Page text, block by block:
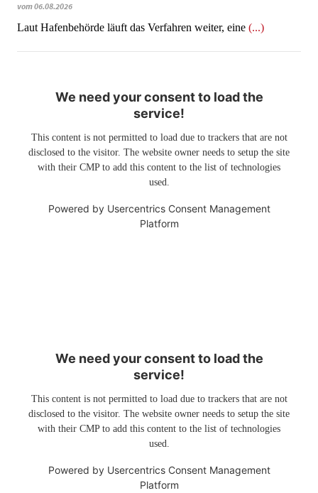
vom 06.08.2026
Laut Hafenbehörde läuft das Verfahren weiter, eine (...)
We need your consent to load the
service!
This content is not permitted to load due to trackers that are not
disclosed to the visitor. The website owner needs to setup the site
with their CMP to add this content to the list of technologies
used.
Powered by Usercentrics Consent Management
Platform
We need your consent to load the
service!
This content is not permitted to load due to trackers that are not
disclosed to the visitor. The website owner needs to setup the site
with their CMP to add this content to the list of technologies
used.
Powered by Usercentrics Consent Management
Platform